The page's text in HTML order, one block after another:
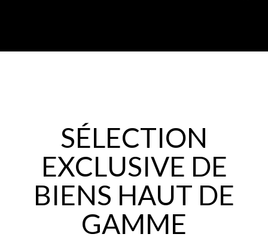
SÉLECTION
EXCLUSIVE DE
BIENS HAUT DE
GAMME